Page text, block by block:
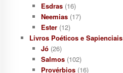
Esdras(16)
Neemias(17)
Ester(12)
Livros Poéticos e Sapienciais
Jó(26)
Salmos(102)
Provérbios(16)